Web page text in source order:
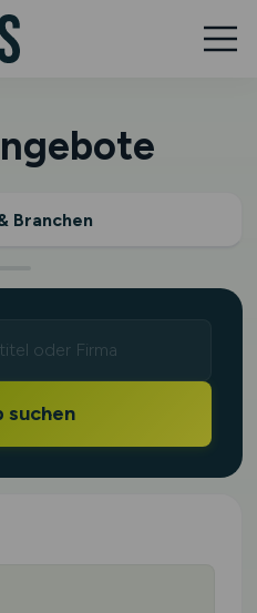
Branchen
suchen